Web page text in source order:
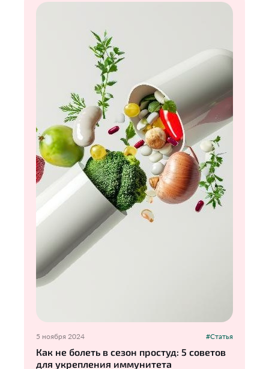
качественные продукты, чтобы перекусы не
приводили к перееданию.
5 ноября 2024 #Статья
Как не болеть в сезон простуд: 5 советов
для укрепления иммунитета